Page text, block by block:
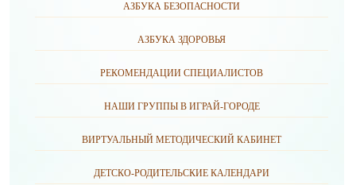
АЗБУКА БЕЗОПАСНОСТИ
АЗБУКА ЗДОРОВЬЯ
РЕКОМЕНДАЦИИ СПЕЦИАЛИСТОВ
НАШИ ГРУППЫ В ИГРАЙ-ГОРОДЕ
ВИРТУАЛЬНЫЙ МЕТОДИЧЕСКИЙ КАБИНЕТ
ДЕТСКО-РОДИТЕЛЬСКИЕ КАЛЕНДАРИ